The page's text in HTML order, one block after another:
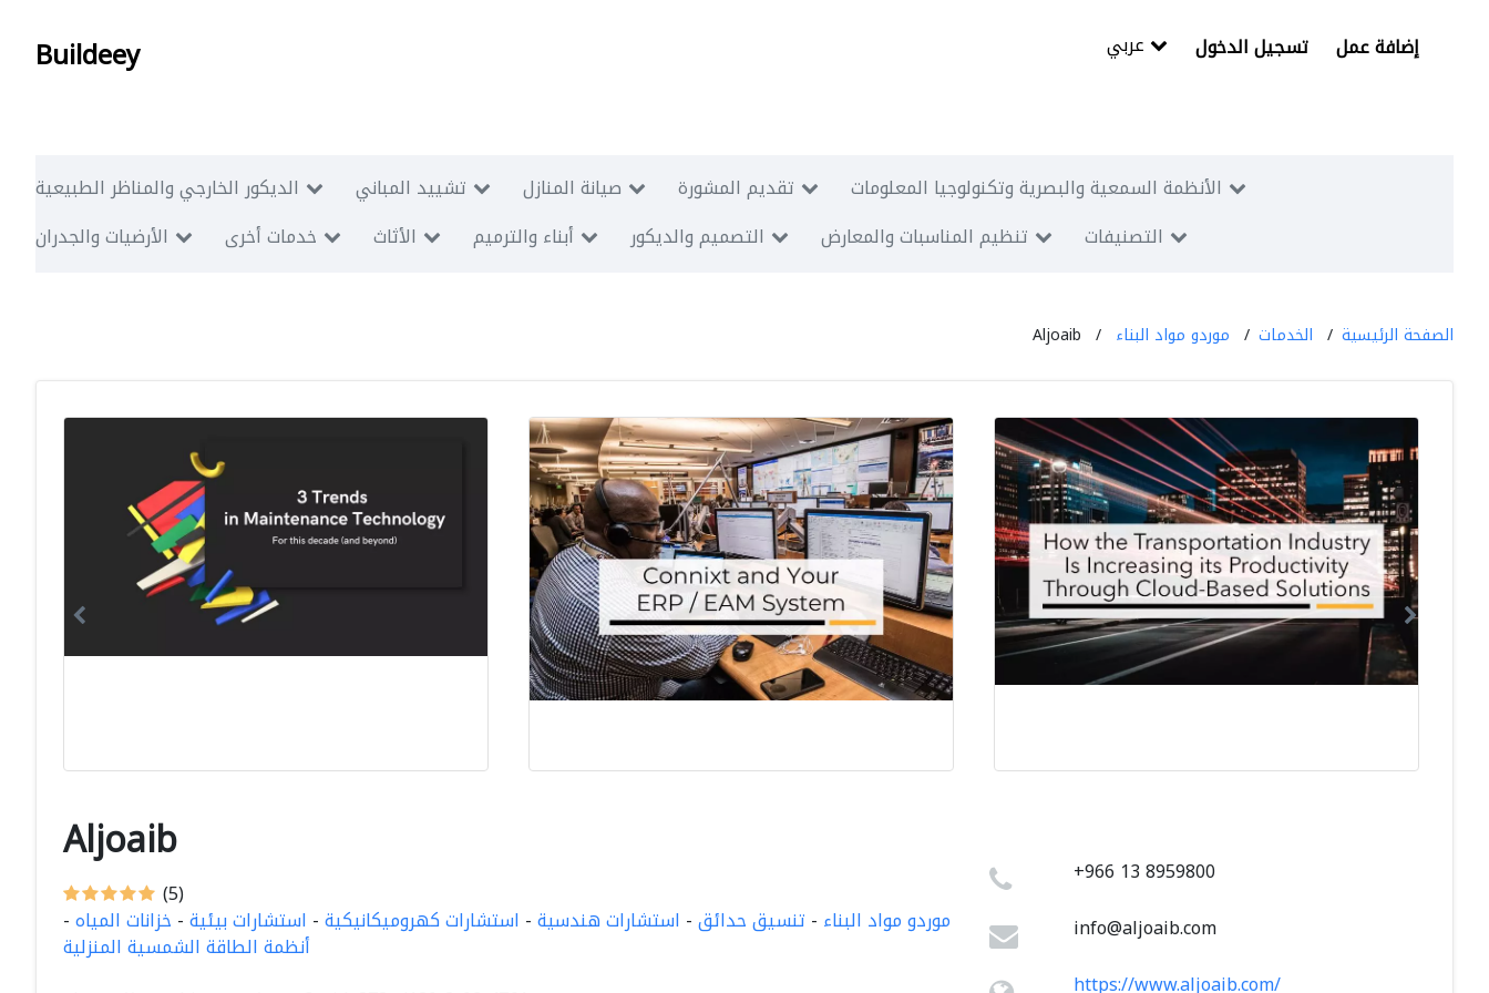
Buildeey تسجيل الدخول إضافة عمل
الديكور الخارجي والمناظر الطبيعية تشييد المباني صيانة المنازل تقديم المشورة
الأنظمة السمعية والبصرية وتكنولوجيا المعلومات
الأرضيات والجدران
خدمات أخرى الأثاث أبناء والترميم التصميم والديكور تنظيم المناسبات والمعارض التصنيفات
الصفحة الرئيسية الخدمات موردو مواد البناء Aljoaib
Aljoaib
(5)
موردو مواد البناء - تنسيق حدائق- استشارات هندسية- استشارات كهروميكانيكية- استشارات بيئية- خزانات المياه-
أنظمة الطاقة الشمسية المنزلية
+966 13 8959800
info@aljoaib.com
https://www.aljoaib.com/